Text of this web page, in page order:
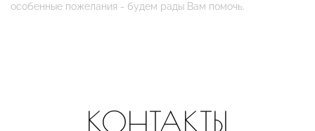
особенные пожелания - будем рады Вам помочь.
КОНТАКТЫ